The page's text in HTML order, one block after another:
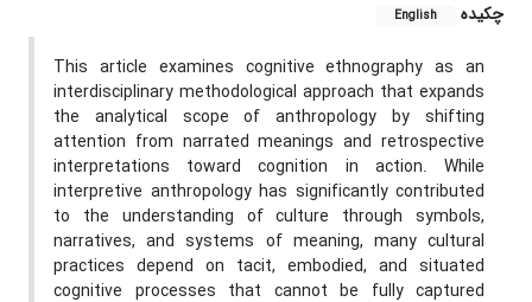
چکیده
English
This article examines cognitive ethnography as an
interdisciplinary methodological approach that expands
the analytical scope of anthropology by shifting
attention from narrated meanings and retrospective
interpretations toward cognition in action. While
interpretive anthropology has significantly contributed
to the understanding of culture through symbols,
narratives, and systems of meaning, many cultural
practices depend on tacit, embodied, and situated
cognitive processes that cannot be fully captured